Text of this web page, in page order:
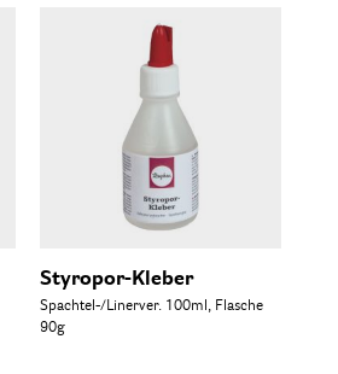
Styropor-Kleber
Spachtel-/Linerver. 100ml, Flasche
90g